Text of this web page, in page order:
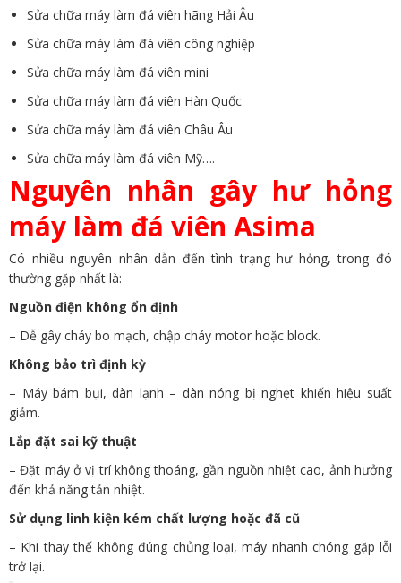
Sửa chữa máy làm đá viên hãng Hải Âu
Sửa chữa máy làm đá viên công nghiệp
Sửa chữa máy làm đá viên mini
Sửa chữa máy làm đá viên Hàn Quốc
Sửa chữa máy làm đá viên Châu Âu
Sửa chữa máy làm đá viên Mỹ….
Nguyên nhân gây hư hỏng
máy làm đá viên Asima
Có nhiều nguyên nhân dẫn đến tình trạng hư hỏng, trong đó
thường gặp nhất là:
Nguồn điện không ổn định
– Dễ gây cháy bo mạch, chập cháy motor hoặc block.
Không bảo trì định kỳ
– Máy bám bụi, dàn lạnh – dàn nóng bị nghẹt khiến hiệu suất
giảm.
Lắp đặt sai kỹ thuật
– Đặt máy ở vị trí không thoáng, gần nguồn nhiệt cao, ảnh hưởng
đến khả năng tản nhiệt.
Sử dụng linh kiện kém chất lượng hoặc đã cũ
– Khi thay thế không đúng chủng loại, máy nhanh chóng gặp lỗi
trở lại.